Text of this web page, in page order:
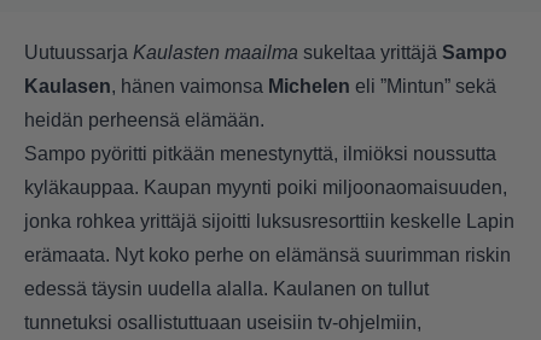
Uutuussarja Kaulasten maailma sukeltaa yrittäjä Sampo
Kaulasen, hänen vaimonsa Michelen eli ”Mintun” sekä
heidän perheensä elämään.
Sampo pyöritti pitkään menestynyttä, ilmiöksi noussutta
kyläkauppaa. Kaupan myynti poiki miljoonaomaisuuden,
jonka rohkea yrittäjä sijoitti luksusresorttiin keskelle Lapin
erämaata. Nyt koko perhe on elämänsä suurimman riskin
edessä täysin uudella alalla. Kaulanen on tullut
tunnetuksi osallistuttuaan useisiin tv-ohjelmiin,